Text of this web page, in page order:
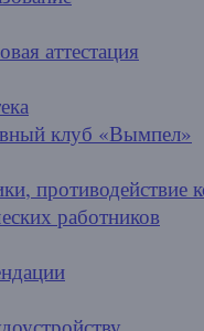
аттестация
клуб «Вымпел»
противодействие
работников